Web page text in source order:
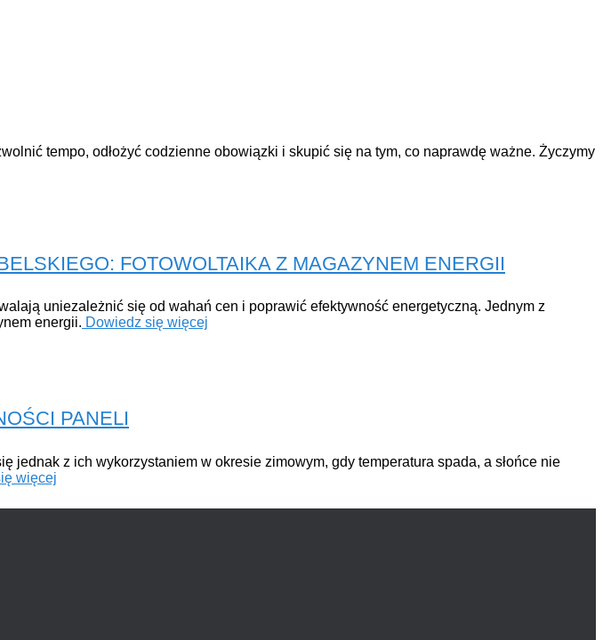
tempo, odłożyć codzienne obowiązki i skupić się na tym, co naprawdę ważne. Życzymy
FOTOWOLTAIKA Z MAGAZYNEM ENERGII
uniezależnić się od wahań cen i poprawić efektywność energetyczną. Jednym z
energii. Dowiedz się więcej
PANELI
z ich wykorzystaniem w okresie zimowym, gdy temperatura spada, a słońce nie
więcej